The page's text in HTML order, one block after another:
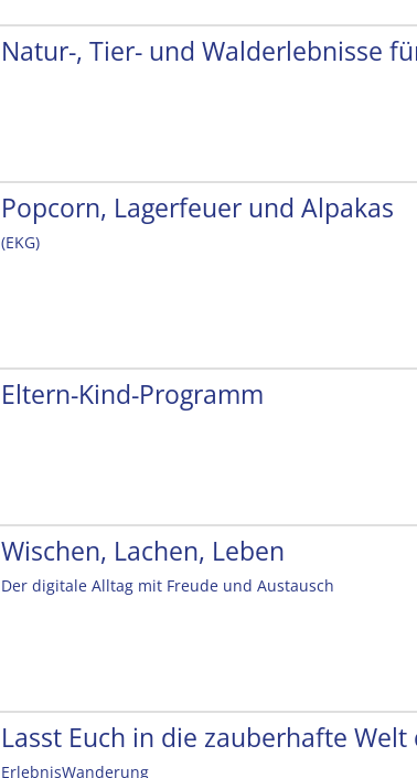
Natur-, Tier- und Walderlebnisse
Popcorn, Lagerfeuer und Alpakas
(EKG)
Eltern-Kind-Programm
Wischen, Lachen, Leben
Der digitale Alltag mit Freude und Austausch
Lasst Euch in die zauberhafte
ErlebnisWanderung